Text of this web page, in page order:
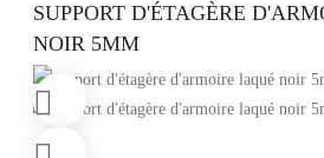
SUPPORT D'ÉTAGÈRE
NOIR 5MM